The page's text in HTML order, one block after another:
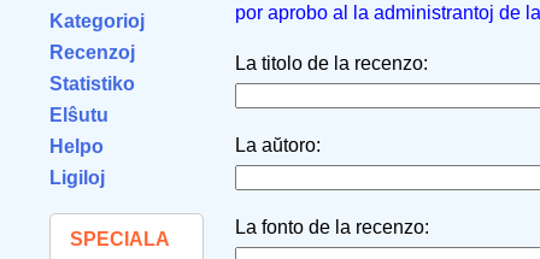
Kategorioj
Recenzoj
Statistiko
Elŝutu
Helpo
Ligiloj
SPECIALA
por aprobo al la administrantoj de
La titolo de la recenzo:
La aŭtoro:
La fonto de la recenzo: